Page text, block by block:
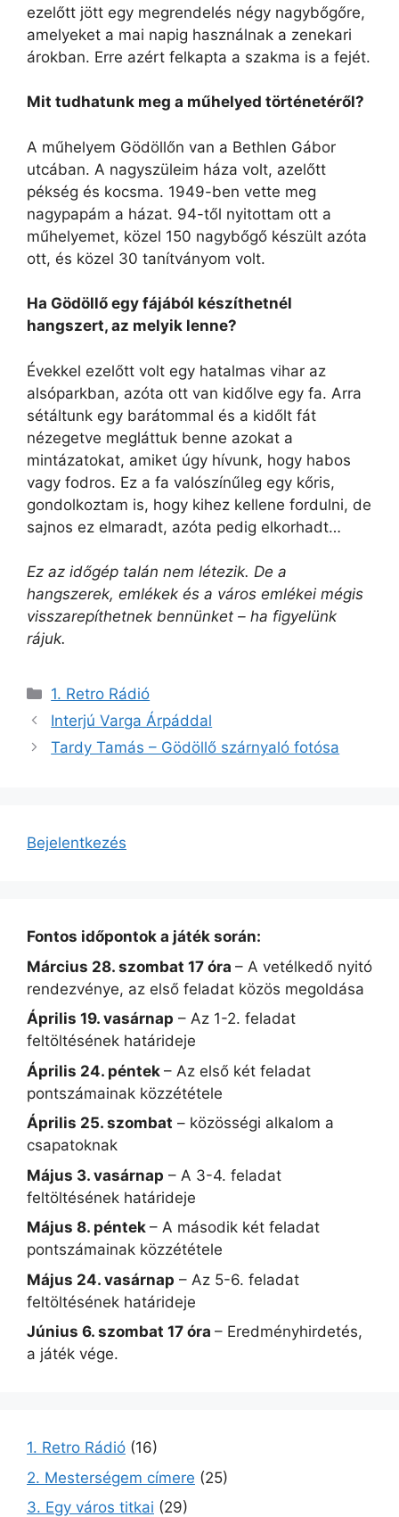
ezelőtt jött egy megrendelés négy nagybőgőre,
amelyeket a mai napig használnak a zenekari
árokban. Erre azért felkapta a szakma is a fejét.
Mit tudhatunk meg a műhelyed történetéről?
A műhelyem Gödöllőn van a Bethlen Gábor
utcában. A nagyszüleim háza volt, azelőtt
pékség és kocsma. 1949-ben vette meg
nagypapám a házat. 94-től nyitottam ott a
műhelyemet, közel 150 nagybőgő készült azóta
ott, és közel 30 tanítványom volt.
Ha Gödöllő egy fájából készíthetnél
hangszert, az melyik lenne?
Évekkel ezelőtt volt egy hatalmas vihar az
alsóparkban, azóta ott van kidőlve egy fa. Arra
sétáltunk egy barátommal és a kidőlt fát
nézegetve megláttuk benne azokat a
mintázatokat, amiket úgy hívunk, hogy habos
vagy fodros. Ez a fa valószínűleg egy kőris,
gondolkoztam is, hogy kihez kellene fordulni, de
sajnos ez elmaradt, azóta pedig elkorhadt…
Ez az időgép talán nem létezik. De a
hangszerek, emlékek és a város emlékei mégis
visszarepíthetnek bennünket – ha figyelünk
rájuk.
Kategória
1. Retro Rádió
Interjú Varga Árpáddal
Tardy Tamás – Gödöllő szárnyaló fotósa
Bejelentkezés
Fontos időpontok a játék során:
Március 28. szombat 17 óra – A vetélkedő nyitó
rendezvénye, az első feladat közös megoldása
Április 19. vasárnap – Az 1-2. feladat
feltöltésének határideje
Április 24. péntek – Az első két feladat
pontszámainak közzététele
Április 25. szombat – közösségi alkalom a
csapatoknak
Május 3. vasárnap – A 3-4. feladat
feltöltésének határideje
Május 8. péntek – A második két feladat
pontszámainak közzététele
Május 24. vasárnap – Az 5-6. feladat
feltöltésének határideje
Június 6. szombat 17 óra – Eredményhirdetés,
a játék vége.
1. Retro Rádió (16)
2. Mesterségem címere (25)
3. Egy város titkai (29)